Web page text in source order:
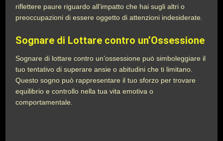
riflettere paure riguardo all’impatto che hai sugli altri o
preoccupazioni di essere oggetto di attenzioni indesiderate.
Sognare di Lottare contro un’Ossessione
Sognare di lottare contro un’ossessione può simboleggiare il
tuo tentativo di superare ansie o abitudini che ti limitano.
Questo sogno può rappresentare il tuo sforzo per trovare
equilibrio e controllo nella tua vita emotiva o
comportamentale.